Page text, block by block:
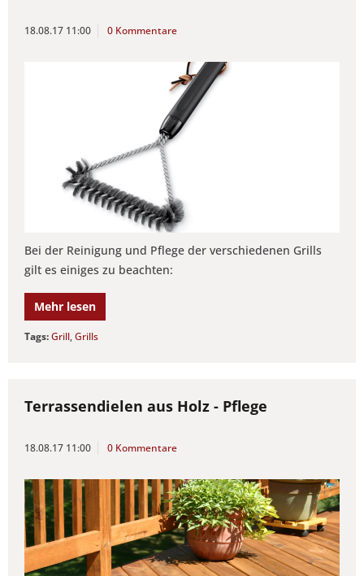
18.08.17 11:00 0 Kommentare
Bei der Reinigung und Pflege der verschiedenen Grills
gilt es einiges zu beachten:
Mehr lesen
Tags:Grill,Grills
Terrassendielen aus Holz - Pflege
18.08.17 11:00 0 Kommentare